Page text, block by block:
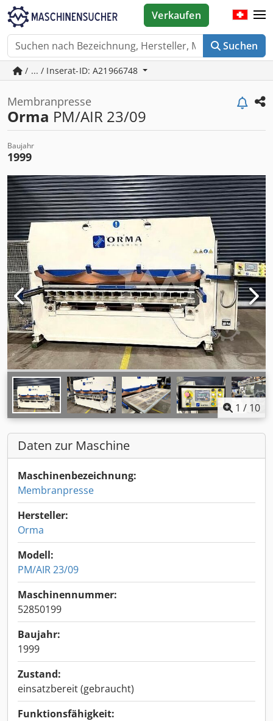
Suchen
Verkaufen
/ ... / Inserat-ID: A21966748
Membranpresse
Orma PM/AIR 23/09
Baujahr
1999
1 / 10
Daten zur Maschine
Maschinenbezeichnung:
Membranpresse
Hersteller:
Orma
Modell:
PM/AIR 23/09
Maschinennummer:
52850199
Baujahr:
1999
Zustand:
einsatzbereit (gebraucht)
Funktionsfähigkeit: